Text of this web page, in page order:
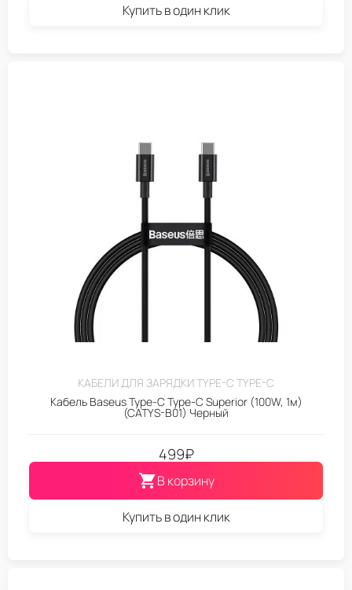
Купить в один клик
КАБЕЛИ ДЛЯ ЗАРЯДКИ TYPE-C TYPE-C
Кабель Baseus Type-C Type-C Superior (100W, 1м)
(CATYS-B01) Черный
499₽
В корзину
Купить в один клик